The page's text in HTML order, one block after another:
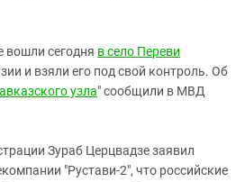
ИНАКОМЫСЛИЕ В ЧЕЧНЕ
ПРЕСЛЕДОВАНИЕ АКТИВИСТОВ
МОБИЛИЗАЦИЯ И ПРОТЕСТЫ
вошли сегодня в село Переви
и взяли его под свой контроль. Об
узла" сообщили в МВД
Зураб Церцвадзе заявил
"Рустави-2", что российские